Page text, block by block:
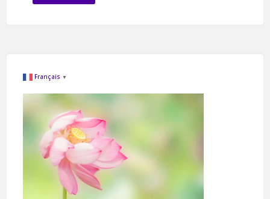
de
vieilles
âmes
?"
Français ▼